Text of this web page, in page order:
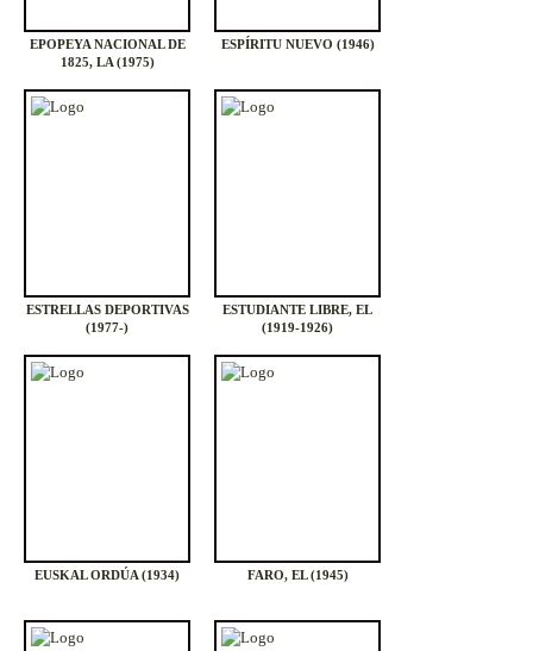
EPOPEYA NACIONAL DE
1825, LA (1975)
ESPÍRITU NUEVO (1946)
ESTRELLAS DEPORTIVAS
(1977-)
ESTUDIANTE LIBRE, EL
(1919-1926)
EUSKAL ORDÚA (1934) FARO, EL (1945)